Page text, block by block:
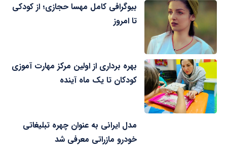
بیوگرافی کامل مهسا حجازی؛ از کودکی
تا امروز
بهره برداری از اولین مرکز مهارت آموزی
کودکان تا یک ماه آینده
مدل ایرانی به عنوان چهره تبلیغاتی
خودرو مازراتی معرفی شد